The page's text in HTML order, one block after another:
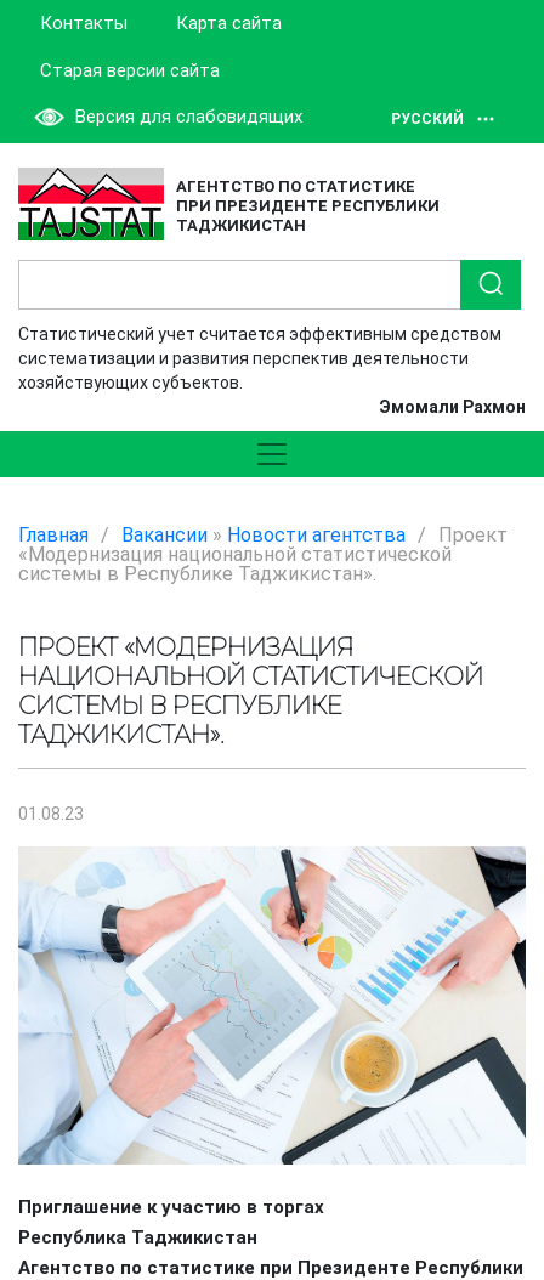
Контакты Карта сайта
Старая версии сайта
Версия для слабовидящих РУССКИЙ
АГЕНТСТВО ПО СТАТИСТИКЕ
ПРИ ПРЕЗИДЕНТЕ РЕСПУБЛИКИ
ТАДЖИКИСТАН
Статистический учет считается эффективным средством
систематизации и развития перспектив деятельности
хозяйствующих субъектов.
Эмомали Рахмон
Главная / Вакансии » Новости агентства /
Проект
«Модернизация национальной статистической
системы в Республике Таджикистан».
ПРОЕКТ «МОДЕРНИЗАЦИЯ
НАЦИОНАЛЬНОЙ СТАТИСТИЧЕСКОЙ
СИСТЕМЫ В РЕСПУБЛИКЕ
ТАДЖИКИСТАН».
01.08.23
Приглашение к участию в торгах
Республика Таджикистан
Агентство по статистике при Президенте Республики